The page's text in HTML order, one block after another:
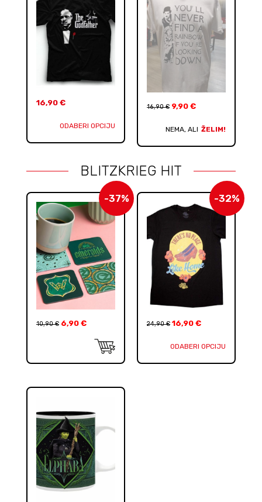
16,90 €
ODABERI OPCIJU
16,90€ 9,90 €
NEMA, ALI ŽELIM!
BLITZKRIEG HIT
-37%
10,90€ 6,90 €
-32%
24,90€ 16,90 €
ODABERI OPCIJU